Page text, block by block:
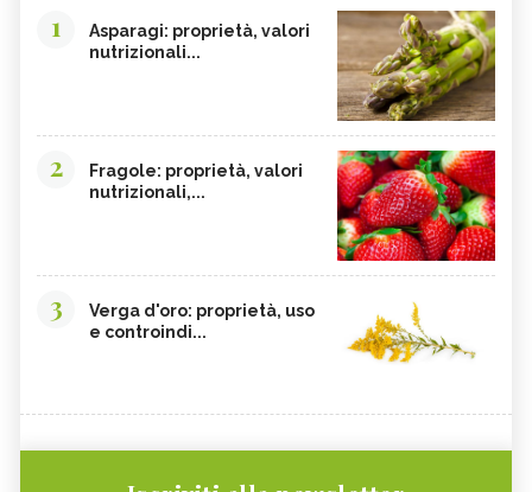
1
Asparagi: proprietà, valori
nutrizionali...
2
Fragole: proprietà, valori
nutrizionali,...
3
Verga d'oro: proprietà, uso
e controindi...